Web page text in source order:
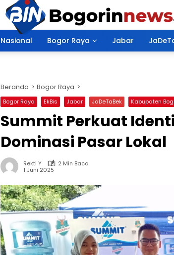
Nasional Bogor Raya Jabar
Beranda Bogor Raya
Bogor Raya EkBis Jabar JaDeTaBek Kabupaten
Summit Perkuat
Dominasi Pasar Lokal
Rekti Y
2 Min Baca
1 Juni 2025